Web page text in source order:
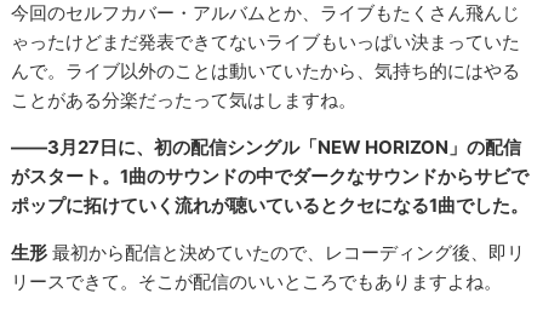
今回のセルフカバー・アルバムとか、ライブもたくさん飛んじ
ゃったけどまだ発表できてないライブもいっぱい決まっていた
んで。ライブ以外のことは動いていたから、気持ち的にはやる
ことがある分楽だったって気はしますね。
――3月27日に、初の配信シングル「NEW HORIZON」の配信
がスタート。1曲のサウンドの中でダークなサウンドからサビで
ポップに拓けていく流れが聴いているとクセになる1曲でした。
生形 最初から配信と決めていたので、レコーディング後、即リ
リースできて。そこが配信のいいところでもありますよね。